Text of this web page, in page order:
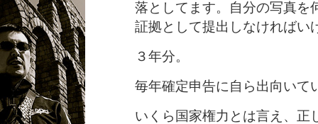
落としてます。自分の写真を
証拠として提出しなければい
３年分。
毎年確定申告に自ら出向いて
いくら国家権力とは言え、正